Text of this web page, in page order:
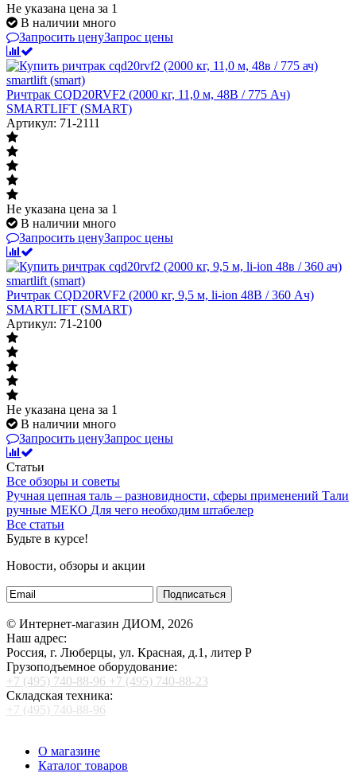
Не указана цена за 1
В наличии много
Запросить ценуЗапрос цены
Ричтрак CQD20RVF2 (2000 кг, 11,0 м, 48В / 775 Ач)
SMARTLIFT (SMART)
Артикул: 71-2111
Не указана цена за 1
В наличии много
Запросить ценуЗапрос цены
Ричтрак CQD20RVF2 (2000 кг, 9,5 м, li-ion 48В / 360 Ач)
SMARTLIFT (SMART)
Артикул: 71-2100
Не указана цена за 1
В наличии много
Запросить ценуЗапрос цены
Статьи
Все обзоры и советы
Ручная цепная таль – разновидности, сферы применений Тали
ручные МЕКО Для чего необходим штабелер
Все статьи
Будьте в курсе!
Новости, обзоры и акции
Подписаться
© Интернет-магазин ДИОМ, 2026
Наш адрес:
Россия, г. Люберцы, ул. Красная, д.1, литер Р
Грузоподъемное оборудование:
+7 (495) 740-88-96 +7 (495) 740-88-23
Складская техника:
+7 (495) 740-88-96
О магазине
Каталог товаров